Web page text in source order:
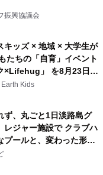
振興協議会
キッズ × 地域 × 大学生が
たちの「自育」イベント
×Lifehug」 を8月23日
Kids
ず、丸ごと1日淡路島グ
レジャー施設で クラブハ
プールと、変わった形の
BOXY AWAJI」のお
泊プランで